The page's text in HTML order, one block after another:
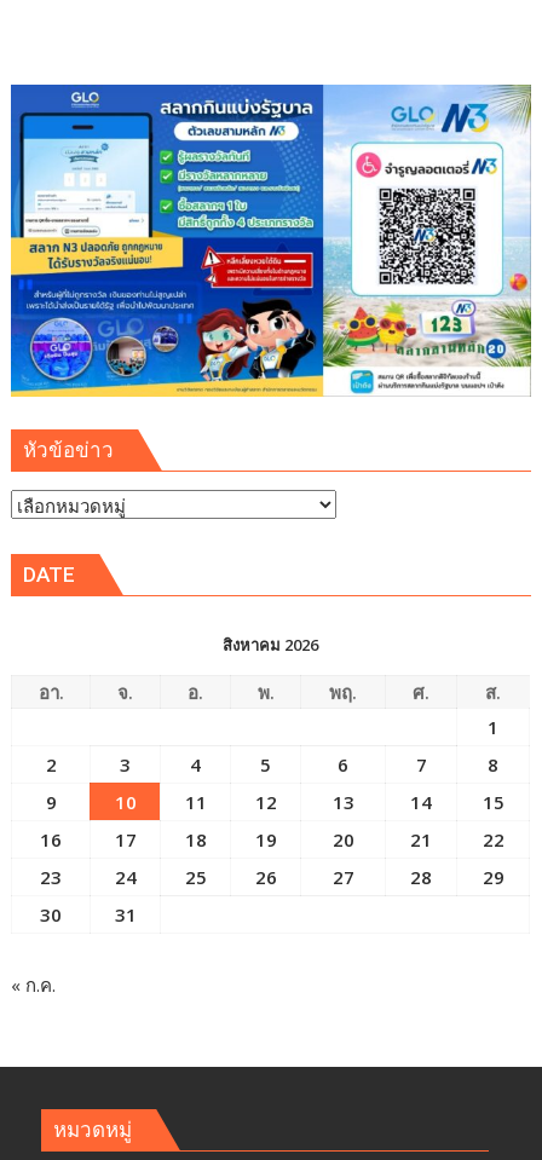
หัวข้อข่าว
หัวข้อ
DATE
สิงหาคม 2026
อา. จ. อ. พ. พฤ. ศ.
ส.
1
2
3 4 5 6 7
8
9
10 11 12 13 14
15
16
17 18 19 20 21
22
23
24 25 26 27 28
29
30
31
« ก.ค.
หมวดหมู่